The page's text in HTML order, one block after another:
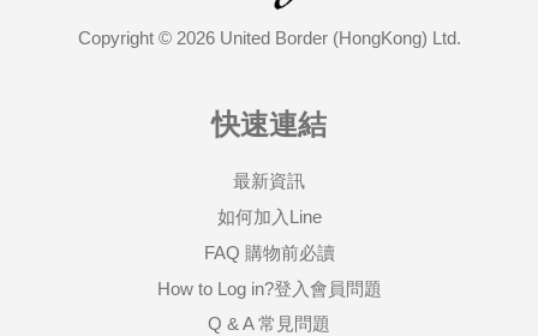
Copyright © 2026 United Border (HongKong) Ltd.
快速連結
最新資訊
如何加入Line
FAQ 購物前必讀
How to Log in?登入會員問題
Q & A 常見問題